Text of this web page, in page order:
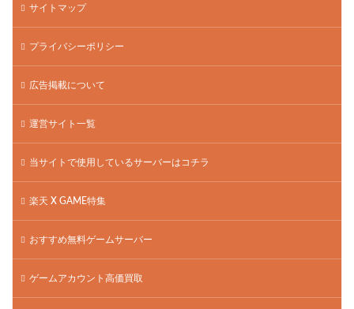
サイトマップ
プライバシーポリシー
広告掲載について
運営サイト一覧
当サイトで使用しているサーバーはコチラ
楽天 X GAME特集
おすすめ無料ゲームサーバー
ゲームアカウント高価買取